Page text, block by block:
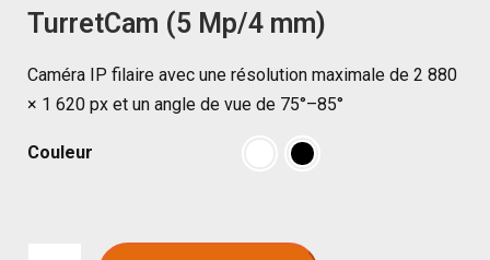
TurretCam (5 Mp/4 mm)
Caméra IP filaire avec une résolution maximale de 2 880
× 1 620 px et un angle de vue de 75°–85°
Couleur